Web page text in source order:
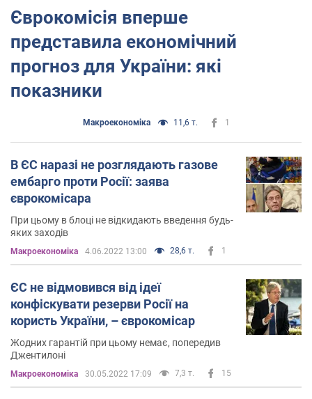
Єврокомісія вперше
представила економічний
прогноз для України: які
показники
Mакроекономіка 11,6 т. 1
В ЄС наразі не розглядають газове
ембарго проти Росії: заява
єврокомісара
При цьому в блоці не відкидають введення будь-
яких заходів
Mакроекономіка 4.06.2022 13:00 28,6 т. 1
ЄС не відмовився від ідеї
конфіскувати резерви Росії на
користь України, – єврокомісар
Жодних гарантій при цьому немає, попередив
Джентилоні
Mакроекономіка 30.05.2022 17:09 7,3 т. 15